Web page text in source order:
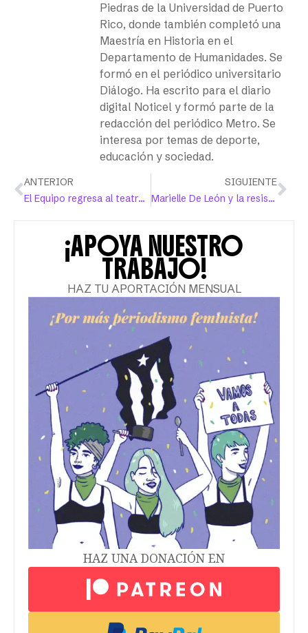
Piedras de la Universidad de Puerto
Rico, donde también completó una
Maestría en Historia en el
Departamento de Humanidades. Se
formó en el periódico universitario
Diálogo. Ha escrito para el diario
digital Noticel y formó parte de la
redacción del periódico Metro. Se
interesa por temas de deporte,
educación y sociedad.
ANTERIOR
El Equipo regresa al teatro con la obra “Seres, ser es” en el Taller Teatro Y No Había Luz
SIGUIENTE
Marielle De León y la resistencia para proteger su identidad, la de su comunidad y la de tantas otras
¡APOYA NUESTRO
TRABAJO!
HAZ TU APORTACIÓN MENSUAL
HAZ UNA DONACIÓN EN